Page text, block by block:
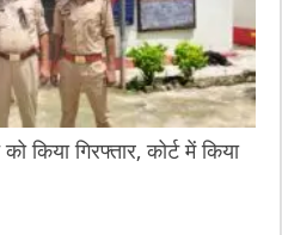
किया गिरफ्तार, कोर्ट में किया